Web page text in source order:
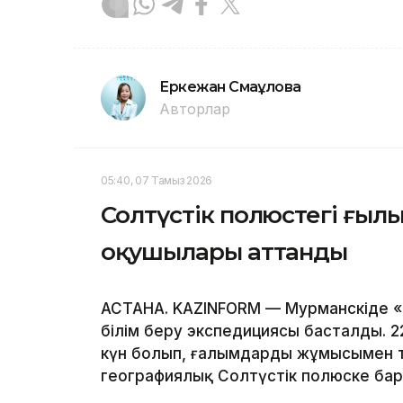
Еркежан Смағұлова
Авторлар
05:40, 07 Тамыз 2026
Солтүстік полюстегі
оқушылары аттанды
АСТАНА. KAZINFORM — Мурманскіде
білім беру экспедициясы басталды.
күн болып, ғалымдардың жұмысымен
географиялық Солтүстік полюске